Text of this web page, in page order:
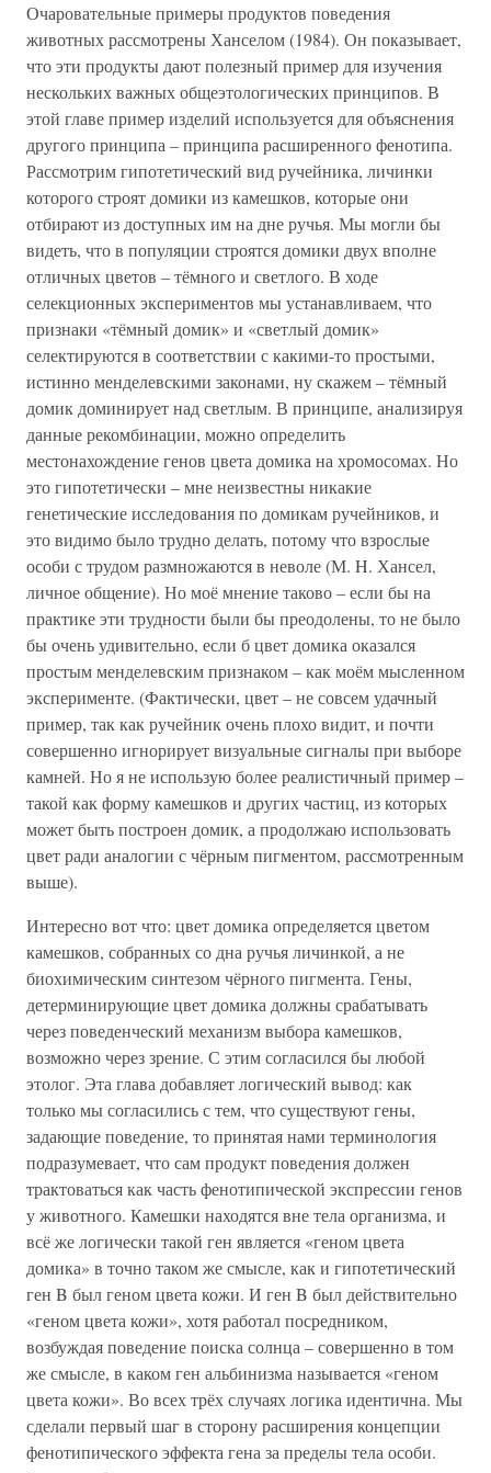
Очаровательные примеры продуктов поведения
животных рассмотрены Ханселом (1984). Он показывает,
что эти продукты дают полезный пример для изучения
нескольких важных общеэтологических принципов. В
этой главе пример изделий используется для объяснения
другого принципа – принципа расширенного фенотипа.
Рассмотрим гипотетический вид ручейника, личинки
которого строят домики из камешков, которые они
отбирают из доступных им на дне ручья. Мы могли бы
видеть, что в популяции строятся домики двух вполне
отличных цветов – тёмного и светлого. В ходе
селекционных экспериментов мы устанавливаем, что
признаки «тёмный домик» и «светлый домик»
селектируются в соответствии с какими-то простыми,
истинно менделевскими законами, ну скажем – тёмный
домик доминирует над светлым. В принципе, анализируя
данные рекомбинации, можно определить
местонахождение генов цвета домика на хромосомах. Но
это гипотетически – мне неизвестны никакие
генетические исследования по домикам ручейников, и
это видимо было трудно делать, потому что взрослые
особи с трудом размножаются в неволе (М. H. Хансел,
личное общение). Но моё мнение таково – если бы на
практике эти трудности были бы преодолены, то не было
бы очень удивительно, если б цвет домика оказался
простым менделевским признаком – как моём мысленном
эксперименте. (Фактически, цвет – не совсем удачный
пример, так как ручейник очень плохо видит, и почти
совершенно игнорирует визуальные сигналы при выборе
камней. Но я не использую более реалистичный пример –
такой как форму камешков и других частиц, из которых
может быть построен домик, а продолжаю использовать
цвет ради аналогии с чёрным пигментом, рассмотренным
выше).
Интересно вот что: цвет домика определяется цветом
камешков, собранных со дна ручья личинкой, а не
биохимическим синтезом чёрного пигмента. Гены,
детерминирующие цвет домика должны срабатывать
через поведенческий механизм выбора камешков,
возможно через зрение. С этим согласился бы любой
этолог. Эта глава добавляет логический вывод: как
только мы согласились с тем, что существуют гены,
задающие поведение, то принятая нами терминология
подразумевает, что сам продукт поведения должен
трактоваться как часть фенотипической экспрессии генов
у животного. Камешки находятся вне тела организма, и
всё же логически такой ген является «геном цвета
домика» в точно таком же смысле, как и гипотетический
ген B был геном цвета кожи. И ген B был действительно
«геном цвета кожи», хотя работал посредником,
возбуждая поведение поиска солнца – совершенно в том
же смысле, в каком ген альбинизма называется «геном
цвета кожи». Во всех трёх случаях логика идентична. Мы
сделали первый шаг в сторону расширения концепции
фенотипического эффекта гена за пределы тела особи.